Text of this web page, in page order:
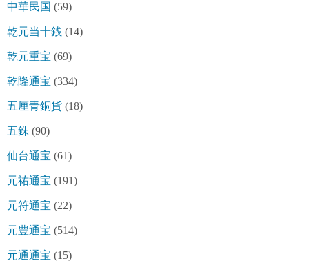
中華民国 (59)
乾元当十銭 (14)
乾元重宝 (69)
乾隆通宝 (334)
五厘青銅貨 (18)
五銖 (90)
仙台通宝 (61)
元祐通宝 (191)
元符通宝 (22)
元豊通宝 (514)
元通通宝 (15)